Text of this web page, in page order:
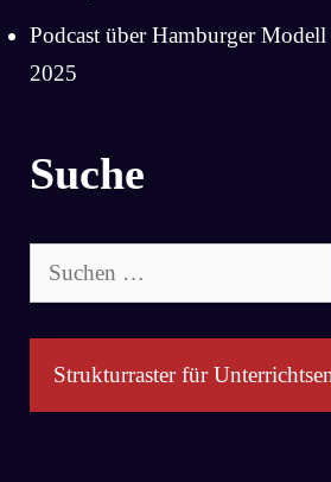
Podcast über Hamburger Modell
2025
Suche
Suchen
nach:
Strukturraster für